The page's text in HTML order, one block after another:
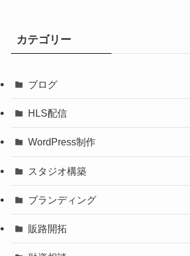
カテゴリー
ブログ
HLS配信
WordPress制作
スタジオ構築
ブランディング
販路開拓